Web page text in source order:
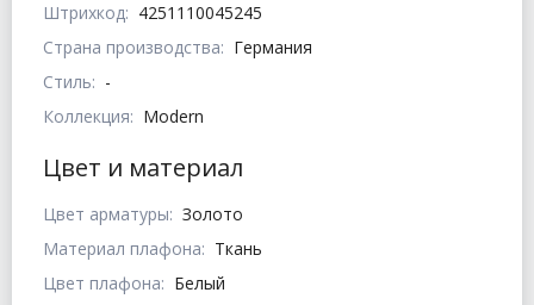
Штрихкод: 4251110045245
Страна производства: Германия
Стиль: -
Коллекция: Modern
Цвет и материал
Цвет арматуры: Золото
Материал плафона: Ткань
Цвет плафона: Белый